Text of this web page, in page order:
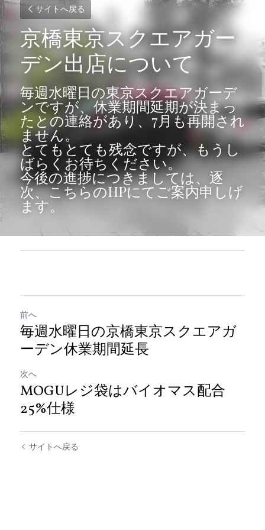
サイトへ戻る
京橋東京スクエアガー
デン出店について
毎週水曜日の東京スクエアガーデ
ンですが、休業期間延期が決まっ
たとの連絡があり、7月も再開され
ません。
とてもとても残念ですが、もうし
ばらくお待ちください。
今後の進捗につきましては、逐
次、こちらのHPにてご案内申しげ
ます。
前へ
毎週水曜日の京橋東京スクエアガ
ーデン休業期間延長
次へ
MOGUレジ袋はバイオマス配合
25%仕様
サイトへ戻る